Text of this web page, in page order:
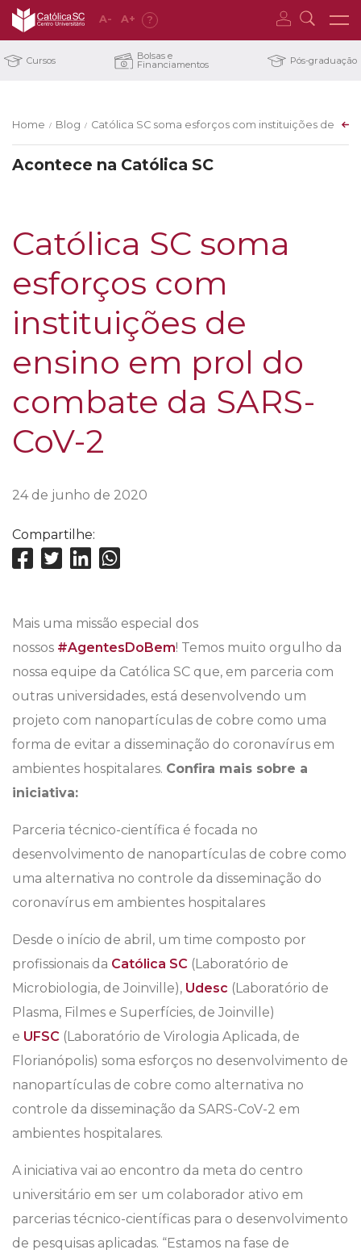
A- A+ ?
Cursos Bolsas e
Financiamentos Pós-graduação
Home / Blog / Católica SC soma esforços com instituições de
Acontece na Católica SC
Católica SC soma
esforços com
instituições de
ensino em prol do
combate da SARS-
CoV-2
24 de junho de 2020
Compartilhe:
Mais uma missão especial dos
nossos #AgentesDoBem! Temos muito orgulho da
nossa equipe da Católica SC que, em parceria com
outras universidades, está desenvolvendo um
projeto com nanopartículas de cobre como uma
forma de evitar a disseminação do coronavírus em
ambientes hospitalares. Confira mais sobre a
iniciativa:
Parceria técnico-científica é focada no
desenvolvimento de nanopartículas de cobre como
uma alternativa no controle da disseminação do
coronavírus em ambientes hospitalares
Desde o início de abril, um time composto por
profissionais da Católica SC (Laboratório de
Microbiologia, de Joinville), Udesc (Laboratório de
Plasma, Filmes e Superfícies, de Joinville)
e UFSC (Laboratório de Virologia Aplicada, de
Florianópolis) soma esforços no desenvolvimento de
nanopartículas de cobre como alternativa no
controle da disseminação da SARS-CoV-2 em
ambientes hospitalares.
A iniciativa vai ao encontro da meta do centro
universitário em ser um colaborador ativo em
parcerias técnico-científicas para o desenvolvimento
de pesquisas aplicadas. “Estamos na fase de